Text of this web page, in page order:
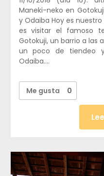
Maneki-neko en
y Odaiba Hoy es
es visitar el famoso
Gotokuji, un barrio a las
un poco de tiendeo
Odaiba….
Me gusta 0